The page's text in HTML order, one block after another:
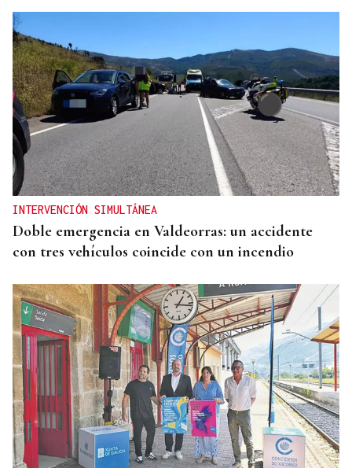
INTERVENCIÓN SIMULTÁNEA
Doble emergencia en Valdeorras: un accidente
con tres vehículos coincide con un incendio